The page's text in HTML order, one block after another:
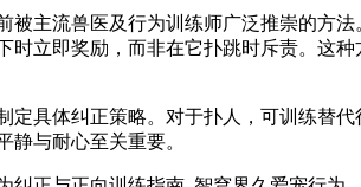
主流兽医及行为训练师广泛推崇的方法
时立即奖励，而非在它扑跳时斥责。这
具体纠正策略。对于扑人，可训练替代
静与耐心至关重要。